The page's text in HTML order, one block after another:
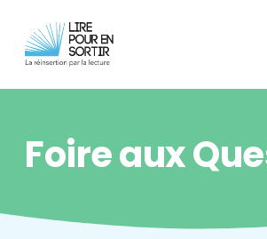
Foire aux